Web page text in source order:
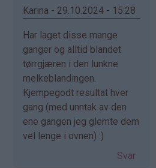
(ikkeKarina - 29.10.2024 - 15:28
Som
svar
på
av
Anonym
(ikke
bekreftet)
Har laget disse mange
ganger og alltid blandet
tørrgjæren i den lunkne
melkeblandingen.
Kjempegodt resultat hver
gang (med unntak av den
ene gangen jeg glemte dem
vel lenge i ovnen) :)
Svar